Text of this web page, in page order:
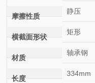
摩擦性质
静压
横截面形状
矩形
材质
轴承钢
长度
334mm